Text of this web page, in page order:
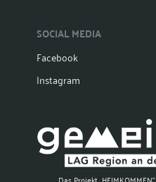
SOCIAL MEDIA
Facebook
Instagram